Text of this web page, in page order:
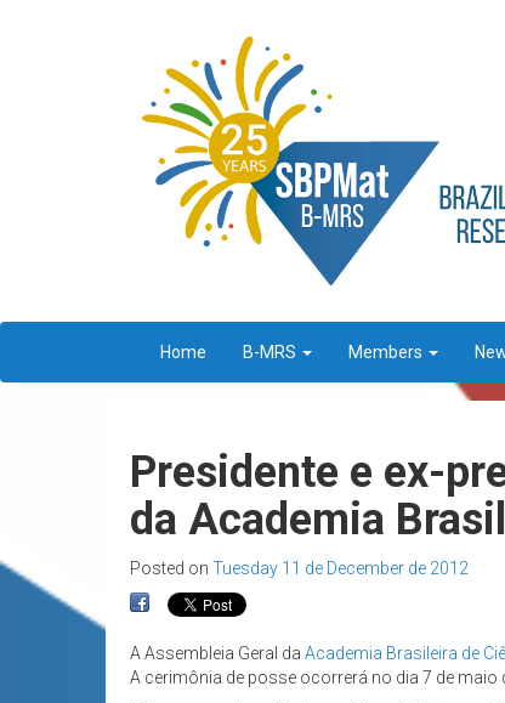
Home B-MRS Members
Presidente e ex-
da Academia
Posted on Tuesday 11 de December de 2012
A Assembleia Geral da Academia Brasileira de
A cerimônia de posse ocorrerá no dia 7 de maio